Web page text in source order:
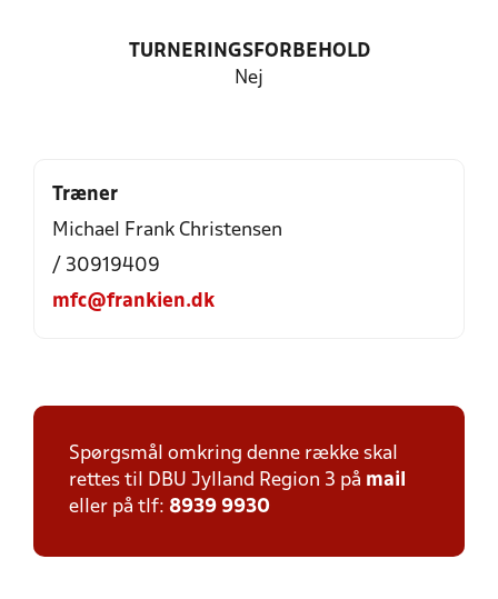
TURNERINGSFORBEHOLD
Nej
Træner
Michael Frank Christensen
/ 30919409
mfc@frankien.dk
Spørgsmål omkring denne række skal
rettes til DBU Jylland Region 3 på mail
eller på tlf: 8939 9930